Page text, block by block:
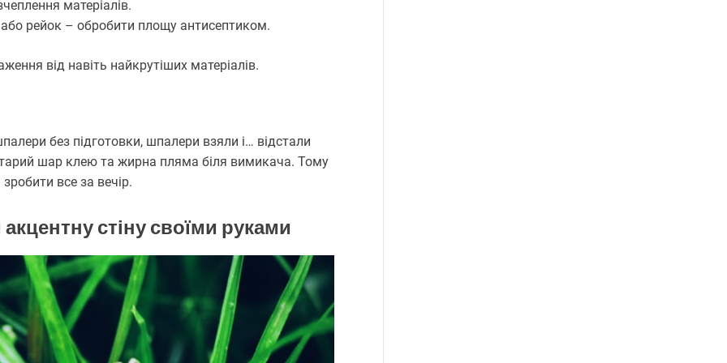
матеріалів.
рейок – обробити площу антисептиком.
від навіть найкрутіших матеріалів.
без підготовки, шпалери взяли і… відстали
шар клею та жирна пляма біля вимикача. Тому
все за вечір.
стіну своїми руками